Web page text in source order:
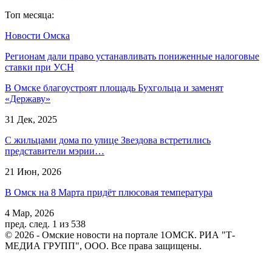
Топ месяца:
Новости Омска
Регионам дали право устанавливать пониженные налоговые
ставки при УСН
В Омске благоустроят площадь Бухгольца и заменят
«Державу»
31 Дек, 2025
С жильцами дома по улице Звездова встретились
представители мэрии…
21 Июн, 2026
В Омск на 8 Марта придёт плюсовая температура
4 Мар, 2026
пред. след. 1 из 538
© 2026 - Омские новости на портале 1ОМСК. РИА "Т-
МЕДИА ГРУПП", ООО. Все права защищены.